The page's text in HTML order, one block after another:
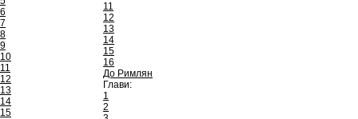
6
7
8
9
10
11
12
13
14
15
11
12
13
14
15
16
До Римлян
Глави:
1
2